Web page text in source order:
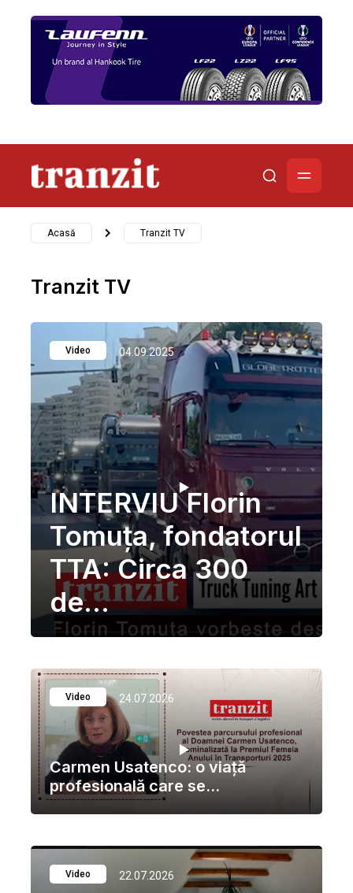
Acasă Tranzit TV
Tranzit TV
Video 04.09.2025
INTERVIU Florin
Tomuţa, fondatorul
TTA: Circa 300
de...
Video 24.07.2026
Carmen Usatenco: o viaţă
profesională care se...
Video 22.07.2026